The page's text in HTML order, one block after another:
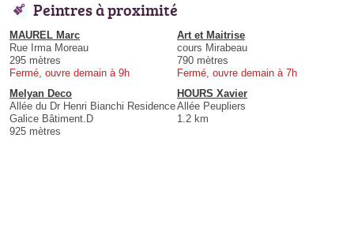
Peintres à proximité
MAUREL Marc
Rue Irma Moreau
295 mètres
Fermé, ouvre demain à 9h
Art et Maitrise
cours Mirabeau
790 mètres
Fermé, ouvre demain à 7h
Melyan Deco
Allée du Dr Henri Bianchi Residence
Galice Bâtiment.D
925 mètres
HOURS Xavier
Allée Peupliers
1.2 km